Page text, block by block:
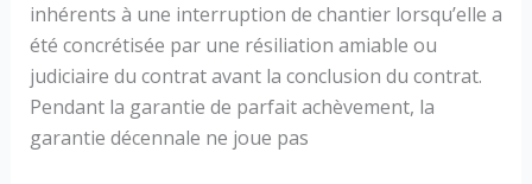
inhérents à une interruption de chantier lorsqu’elle a
été concrétisée par une résiliation amiable ou
judiciaire du contrat avant la conclusion du contrat.
Pendant la garantie de parfait achèvement, la
garantie décennale ne joue pas